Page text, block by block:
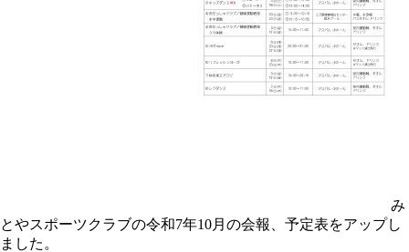
み
とやスポーツクラブの令和7年10月の会報、予定表をアップし
ました。